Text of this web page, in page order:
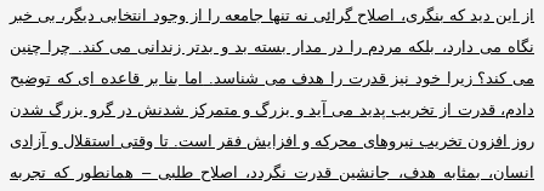
از این دید که بنگری، اصلاح گرائی نه تنها جامعه را از وجود انتخابی دیگر، بی خبر
نگاه می دارد، بلکه مردم را در مدار بسته بد و بدتر زندانی می کند
چرا چنین
می کند؟ زیرا خود نیز قدرت را هدف می شناسد
اما بنا بر قاعده ای که توضیح
دادم، قدرت از تخریب پدید می آید و بزرگ و متمرکز شدنش در گرو بزرگ شدن
روز افزون تخریب نیروهای محرکه و افزایش فقر است .تا وقتی استقلال و آزادی
انسان، بمثابه هدف، جانشین قدرت نگردد، اصلاح طلبی – همانطور که تجربه